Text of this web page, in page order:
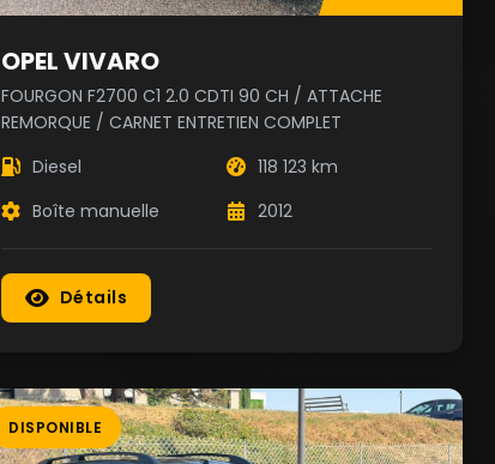
OPEL VIVARO
FOURGON F2700 C1 2.0 CDTI 90 CH / ATTACHE
REMORQUE / CARNET ENTRETIEN COMPLET
Diesel
118 123 km
Boîte manuelle
2012
Détails
DISPONIBLE